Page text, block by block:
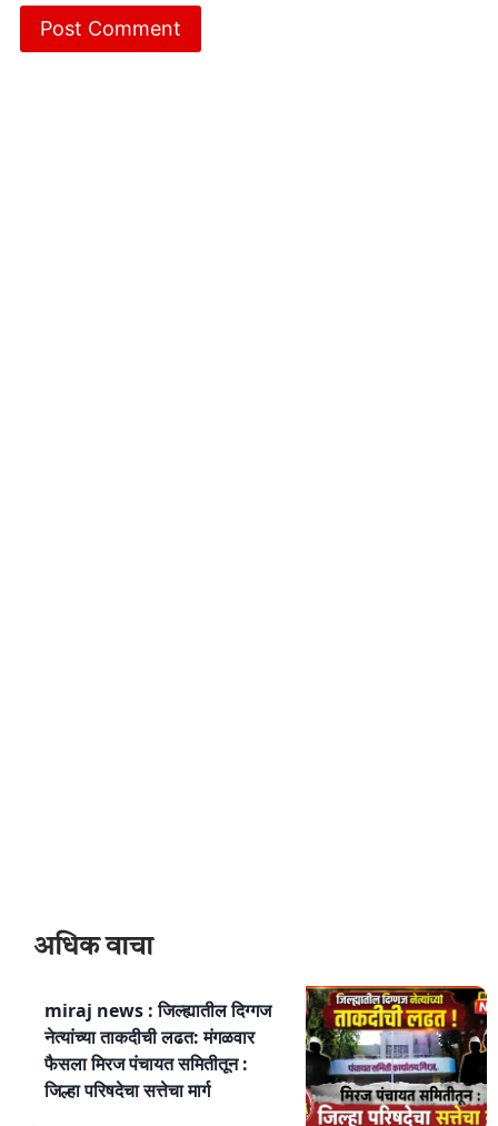
अधिक वाचा
miraj news : जिल्ह्यातील दिग्गज
नेत्यांच्या ताकदीची लढत: मंगळवार
फैसला मिरज पंचायत समितीतून :
जिल्हा परिषदेचा सत्तेचा मार्ग